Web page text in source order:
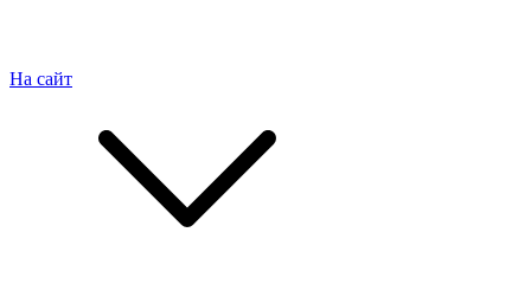
На сайт